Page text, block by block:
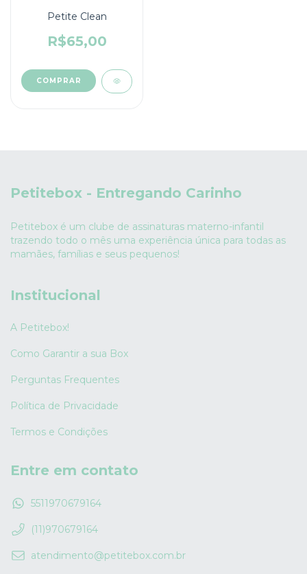
Petite Clean
R$65,00
Petitebox - Entregando Carinho
Petitebox é um clube de assinaturas materno-infantil
trazendo todo o mês uma experiência única para todas as
mamães, famílias e seus pequenos!
Institucional
A Petitebox!
Como Garantir a sua Box
Perguntas Frequentes
Política de Privacidade
Termos e Condições
Entre em contato
5511970679164
(11)970679164
atendimento@petitebox.com.br